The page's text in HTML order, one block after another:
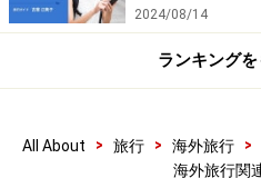
タイムラプスで見るバル
Sagrada Familia
2024/08/14
ランキング
All About > 旅行 > 海外旅行 >
海外旅行関